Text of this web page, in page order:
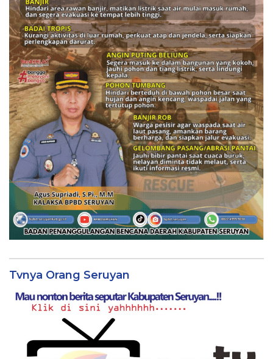
Tvnya Orang Seruyan